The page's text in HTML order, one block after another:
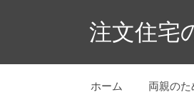
注文住宅
ホーム 両親の